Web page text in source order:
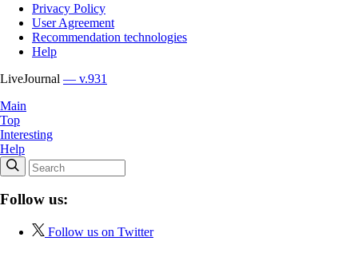
Privacy Policy
User Agreement
Recommendation technologies
Help
LiveJournal — v.931
Main
Top
Interesting
Help
Follow us:
Follow us on Twitter